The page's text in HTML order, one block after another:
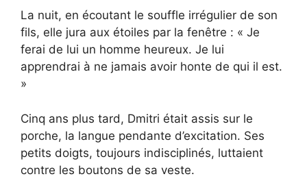
La nuit, en écoutant le souffle irrégulier de son
fils, elle jura aux étoiles par la fenêtre : « Je
ferai de lui un homme heureux. Je lui
apprendrai à ne jamais avoir honte de qui il est.
»
Cinq ans plus tard, Dmitri était assis sur le
porche, la langue pendante d’excitation. Ses
petits doigts, toujours indisciplinés, luttaient
contre les boutons de sa veste.